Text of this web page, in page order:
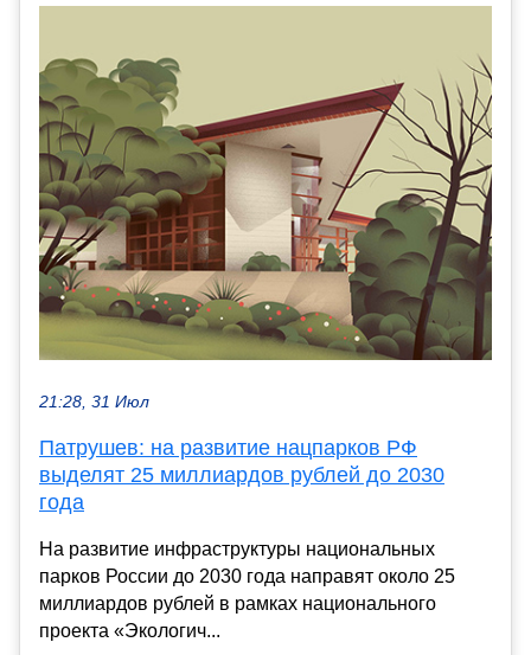
21:28, 31 Июл
Патрушев: на развитие нацпарков РФ
выделят 25 миллиардов рублей до 2030
года
На развитие инфраструктуры национальных
парков России до 2030 года направят около 25
миллиардов рублей в рамках национального
проекта «Экологич...